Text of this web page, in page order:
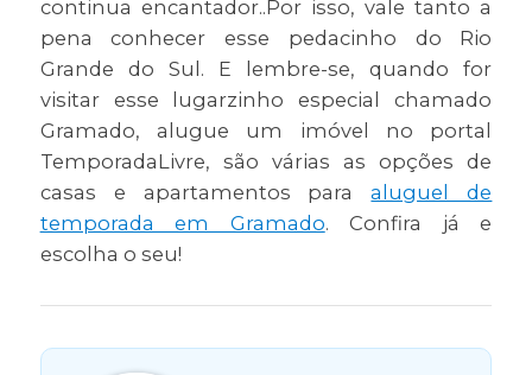
continua encantador..Por isso, vale tanto a
pena conhecer esse pedacinho do Rio
Grande do Sul. E lembre-se, quando for
visitar esse lugarzinho especial chamado
Gramado, alugue um imóvel no portal
TemporadaLivre, são várias as opções de
casas e apartamentos paraaluguel de
temporada em Gramado. Confira já e
escolha o seu!